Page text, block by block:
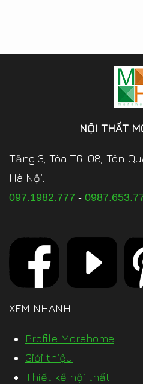
NỘI THẤT
Tầng 3, Tòa T6-08, Tôn
Hà Nội.
097.1982.777 -
XEM NHANH
Profile Morehome
Giới thiệu
Thiết kế nội thất